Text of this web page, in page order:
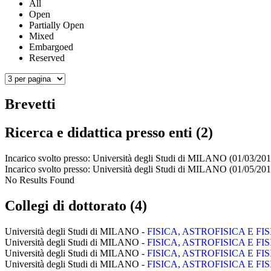
All
Open
Partially Open
Mixed
Embargoed
Reserved
Brevetti
Ricerca e didattica presso enti (2)
Incarico svolto presso: Università degli Studi di MILANO (01/03/
Incarico svolto presso: Università degli Studi di MILANO (01/05/
No Results Found
Collegi di dottorato (4)
Università degli Studi di MILANO - FISICA, ASTROFISICA E
Università degli Studi di MILANO - FISICA, ASTROFISICA E
Università degli Studi di MILANO - FISICA, ASTROFISICA E
Università degli Studi di MILANO - FISICA, ASTROFISICA E